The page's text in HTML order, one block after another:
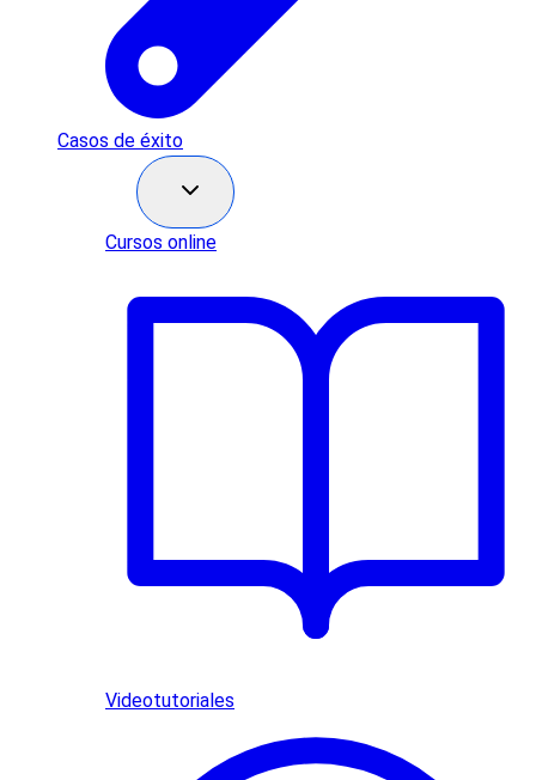
Casos de éxito
Cursos online
Videotutoriales